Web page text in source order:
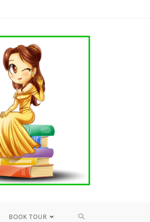
BOOK TOUR TOGGLE